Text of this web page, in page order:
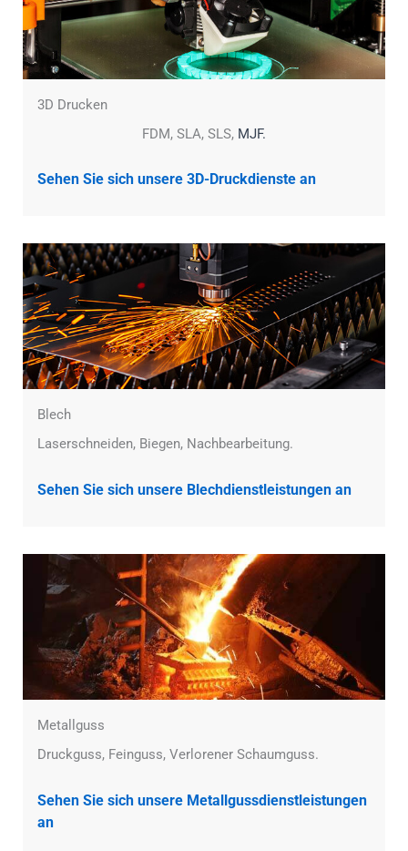
3D Drucken
FDM, SLA, SLS, MJF.
Sehen Sie sich unsere 3D-Druckdienste an
Blech
Laserschneiden, Biegen, Nachbearbeitung.
Sehen Sie sich unsere Blechdienstleistungen an
Metallguss
Druckguss, Feinguss, Verlorener Schaumguss.
Sehen Sie sich unsere Metallgussdienstleistungen
an